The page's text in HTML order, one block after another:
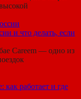
и что делать, если
Careem — одно из
как работает и где